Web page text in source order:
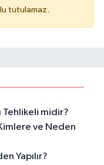
tutulamaz.
Tehlikeli midir?
ve Neden
Yapılır?